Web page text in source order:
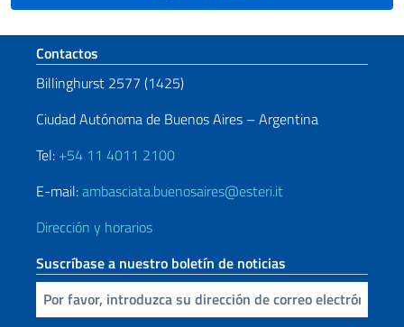
Sezione footer
Contactos
Billinghurst 2577 (1425)
Ciudad Autónoma de Buenos Aires – Argentina
Tel: +54 11 4011 2100
E-mail:ambasciata.buenosaires@esteri.it
Dirección y horarios
Suscríbase a nuestro boletín de noticias
Inserta tu correo electronico